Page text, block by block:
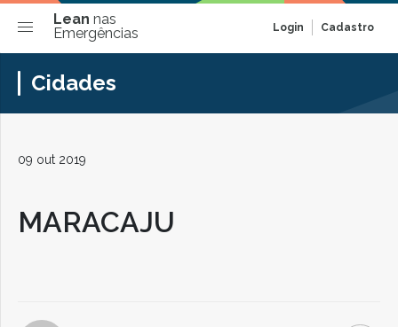
Lean nas
Emergências
Login Cadastro
Cidades
09 out 2019
MARACAJU